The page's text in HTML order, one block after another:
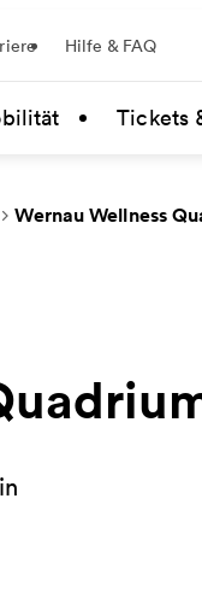
Hilfe & FAQ
Tickets
Wernau Wellness